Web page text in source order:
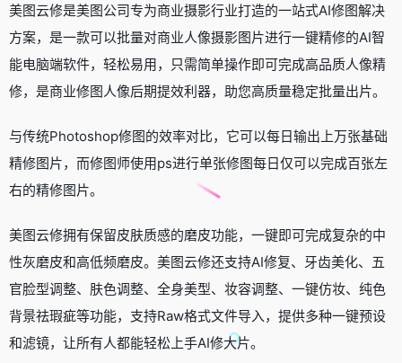
美图云修是美图公司专为商业摄影行业打造的一站式AI修图解决
方案，是一款可以批量对商业人像摄影图片进行一键精修的AI智
能电脑端软件，轻松易用，只需简单操作即可完成高品质人像精
修，是商业修图人像后期提效利器，助您高质量稳定批量出片。
与传统Photoshop修图的效率对比，它可以每日输出上万张基础
精修图片，而修图师使用ps进行单张修图每日仅可以完成百张左
右的精修图片。
美图云修拥有保留皮肤质感的磨皮功能，一键即可完成复杂的中
性灰磨皮和高低频磨皮。美图云修还支持AI修复、牙齿美化、五
官脸型调整、肤色调整、全身美型、妆容调整、一键仿妆、纯色
背景祛瑕疵等功能，支持Raw格式文件导入，提供多种一键预设
和滤镜，让所有人都能轻松上手AI修大片。